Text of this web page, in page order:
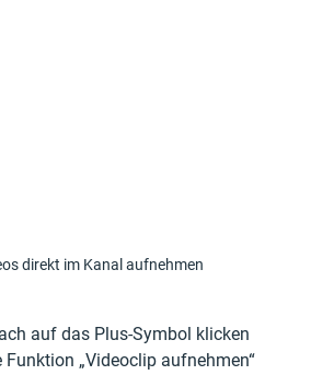
direkt im Kanal aufnehmen
auf das Plus-Symbol klicken
Funktion „Videoclip aufnehmen“